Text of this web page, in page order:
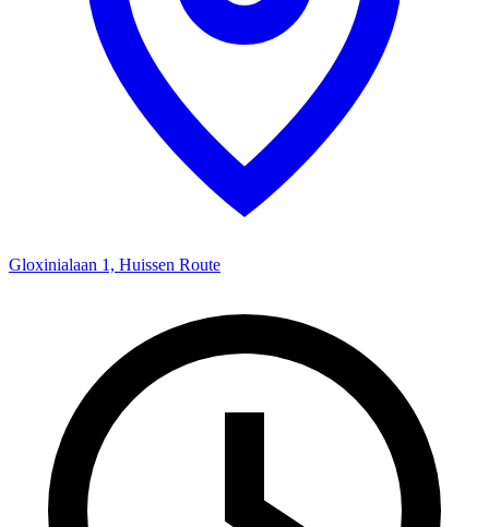
Gloxinialaan 1, Huissen Route